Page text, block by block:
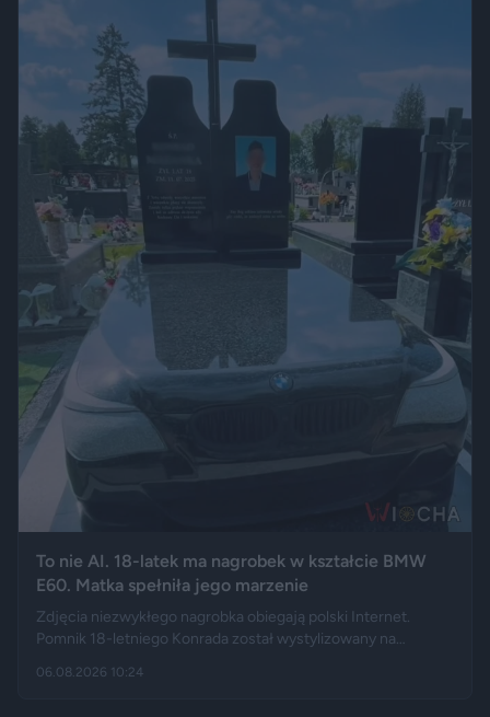
To nie AI. 18-latek ma nagrobek w kształcie BMW
E60. Matka spełniła jego marzenie
Zdjęcia niezwykłego nagrobka obiegają polski Internet.
Pomnik 18-letniego Konrada został wystylizowany na
logo marki, a nawet elementy przypominające układ
06.08.2026 10:24